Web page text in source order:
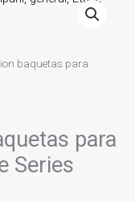
baquetas para
para
Series